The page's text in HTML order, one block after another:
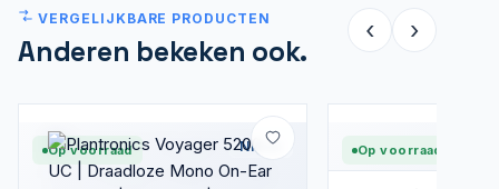
VERGELIJKBARE PRODUCTEN
Anderen bekeken ook.
‹ ›
Op voorraad Nieuw Op voorraad